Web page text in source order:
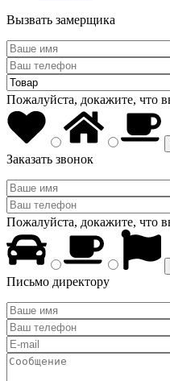
Вызвать замерщика
Пожалуйста, докажите, что
Заказать звонок
Пожалуйста, докажите, что
Письмо директору